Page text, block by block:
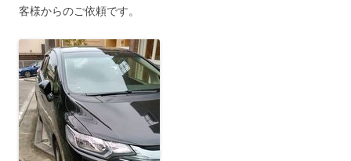
客様からのご依頼です。